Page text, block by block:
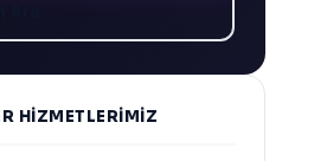
HIZMETLERIMIZ